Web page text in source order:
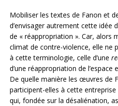
Mobiliser les textes de Fanon et
d’envisager autrement cette idée
de « réappropriation ». Car, alors
climat de contre-violence, elle ne
à cette terminologie, celle d’une
d’une réappropriation de
De quelle manière les œuvres de
participent-elles à cette
qui, fondée sur la désaliénation,